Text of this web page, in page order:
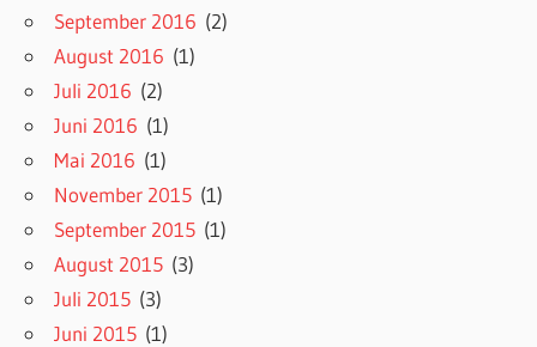
September 2016 (2)
August 2016 (1)
Juli 2016 (2)
Juni 2016 (1)
Mai 2016 (1)
November 2015 (1)
September 2015 (1)
August 2015 (3)
Juli 2015 (3)
Juni 2015 (1)